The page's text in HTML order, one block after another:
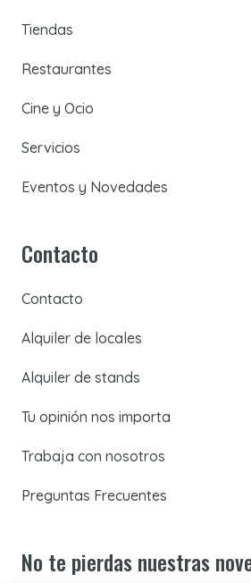
Tiendas
Restaurantes
Cine y Ocio
Servicios
Eventos y Novedades
Contacto
Contacto
Alquiler de locales
Alquiler de stands
Tu opinión nos importa
Trabaja con nosotros
Preguntas Frecuentes
No te pierdas nuestras